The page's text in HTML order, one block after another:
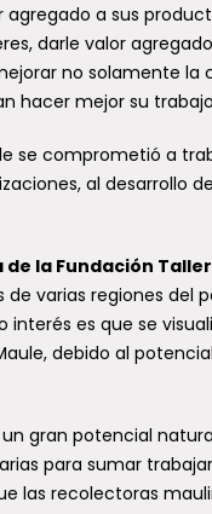
agregado a sus
darle valor
no solamente
hacer mejor su
se comprometió a
al desarrollo
la Fundación
varias regiones del
interés es que se
debido al
un gran potencial
para sumar
las recolectoras
VRS
aumento
semanas
de julio...
GORE